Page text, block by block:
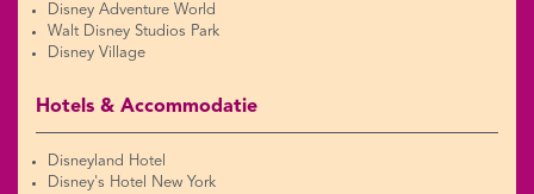
Disney Adventure World
Walt Disney Studios Park
Disney Village
Hotels & Accommodatie
Disneyland Hotel
Disney's Hotel New York